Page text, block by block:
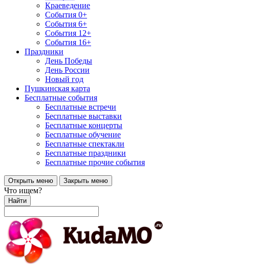
Краеведение
События 0+
События 6+
События 12+
События 16+
Праздники
День Победы
День России
Новый год
Пушкинская карта
Бесплатные события
Бесплатные встречи
Бесплатные выставки
Бесплатные концерты
Бесплатные обучение
Бесплатные спектакли
Бесплатные праздники
Бесплатные прочие события
Открыть меню Закрыть меню
Что ищем?
Найти